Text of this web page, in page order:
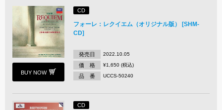
BUY NOW
CD
フォーレ：レクイエム（オリジナル版） [SHM-
CD]
発売日 2022.10.05
価 格 ¥1,650 (税込)
品 番 UCCS-50240
CD